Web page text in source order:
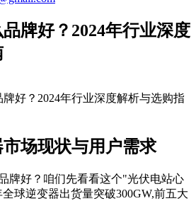
牌好？2024年行业深度
好？2024年行业深度解析与选购指
场现状与用户需求
牌好？咱们先看看这个"光伏电站心
球逆变器出货量突破300GW,前五大